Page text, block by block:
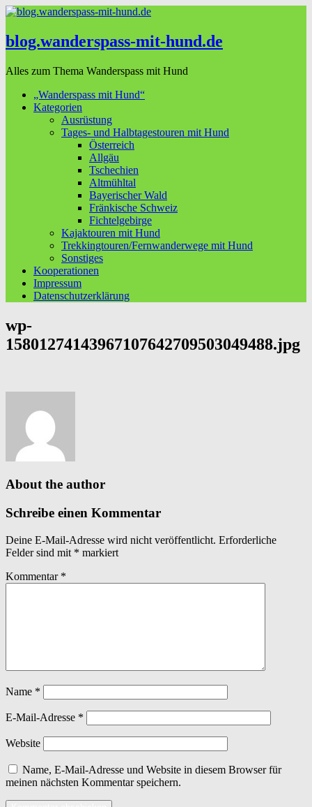
blog.wanderspass-mit-hund.de
Alles zum Thema Wanderspass mit Hund
„Wanderspass mit Hund“
Kategorien
Ausrüstung
Tages- und Halbtagestouren mit Hund
Österreich
Allgäu
Tschechien
Altmühltal
Bayerischer Wald
Fränkische Schweiz
Fichtelgebirge
Kajaktouren mit Hund
Trekkingtouren/Fernwanderwege mit Hund
Sonstiges
Kooperationen
Impressum
Datenschutzerklärung
wp-
15801274143967107642709503049488.jpg
About the author
Schreibe einen Kommentar
Deine E-Mail-Adresse wird nicht veröffentlicht. Erforderliche
Felder sind mit * markiert
Kommentar *
Name *
E-Mail-Adresse *
Website
Name, E-Mail-Adresse und Website in diesem Browser für
meinen nächsten Kommentar speichern.